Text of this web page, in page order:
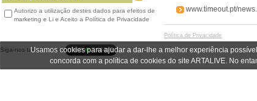
Autorizo a utilização destes dados para efeitos de
marketing e Li e Aceito a Política de Privacidade
Siga-nos também em:
www.timeout.pt/
Política de Privacidade
Usamos cookies para ajudar a dar-lhe a melhor experiência
concorda com a política de cookies do site ARTALIVE. No